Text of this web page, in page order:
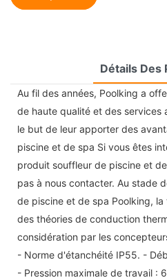
Détails Des
Au fil des années, Poolking a
de haute qualité et des
le but de leur apporter des
piscine et de spa Si vous êtes
produit souffleur de piscine et
pas à nous contacter. Au stade
de piscine et de spa Poolking,
des théories de conduction
considération par les
- Norme d'étanchéité IP55. -
- Pression maximale de travail :